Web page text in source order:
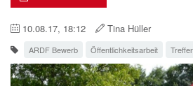
10.08.17, 18:12 Tina Hüller
ARDF Bewerb Öffentlichkeitsarbeit